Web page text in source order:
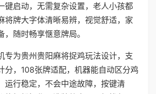
键启动，无需复杂设置，老人小孩都
将牌大字体清晰易辨，视觉舒适，家
，随时畅享惬意牌局。
专为贵州贵阳麻将捉鸡玩法设计，支
分，108张牌适配，机器能自动区分鸡
运行稳定，不会中途故障，按键清